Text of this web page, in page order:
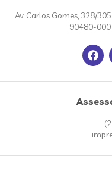
Av. Carlos Gomes, 328/
90480-